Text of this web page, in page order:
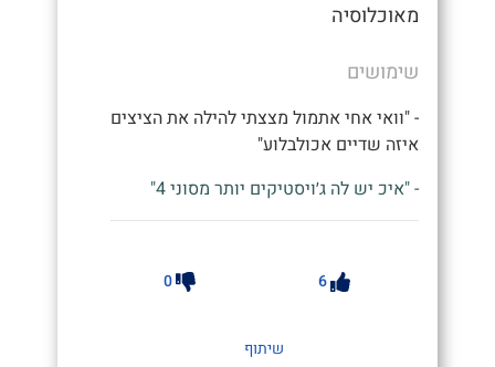
מאוכלוסיה
שימושים
- "וואי אחי אתמול מצצתי להילה את הציצים
איזה שדיים אכולבלוע"
- "איכ יש לה ג׳ויסטיקים יותר מסוני 4"
6
0
שיתוף